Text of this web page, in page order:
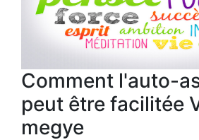
Comment l'auto-
peut être facilitée
megye